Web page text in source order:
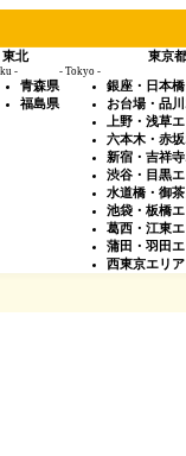
東北
-
青森県
福島県
東京都
- Tokyo -
銀座・日本
お台場・品
上野・浅草
六本木・赤
新宿・吉祥
渋谷・目黒
水道橋・御
池袋・板橋
葛西・江東
蒲田・羽田
西東京エリア